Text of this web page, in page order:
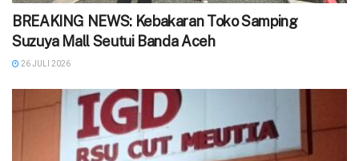
BREAKING NEWS: Kebakaran Toko Samping
Suzuya Mall Seutui Banda Aceh
26 JULI 2026